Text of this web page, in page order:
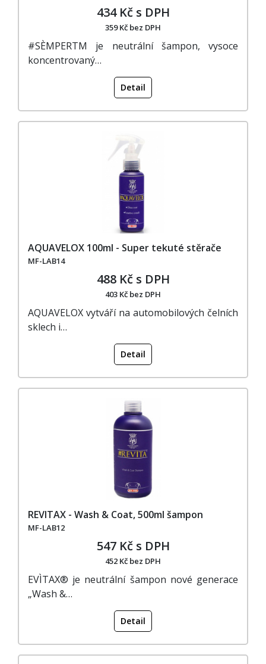
434 Kč s DPH
359 Kč bez DPH
#SÈMPERTM je neutrální šampon, vysoce
koncentrovaný…
Detail
AQUAVELOX 100ml - Super tekuté stěrače
MF-LAB14
488 Kč s DPH
403 Kč bez DPH
AQUAVELOX vytváří na automobilových čelních
sklech i…
Detail
REVITAX - Wash & Coat, 500ml šampon
MF-LAB12
547 Kč s DPH
452 Kč bez DPH
EVÌTAX® je neutrální šampon nové generace
„Wash &…
Detail